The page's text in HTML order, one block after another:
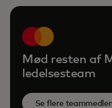
Mød resten af
ledelsesteam
Se flere